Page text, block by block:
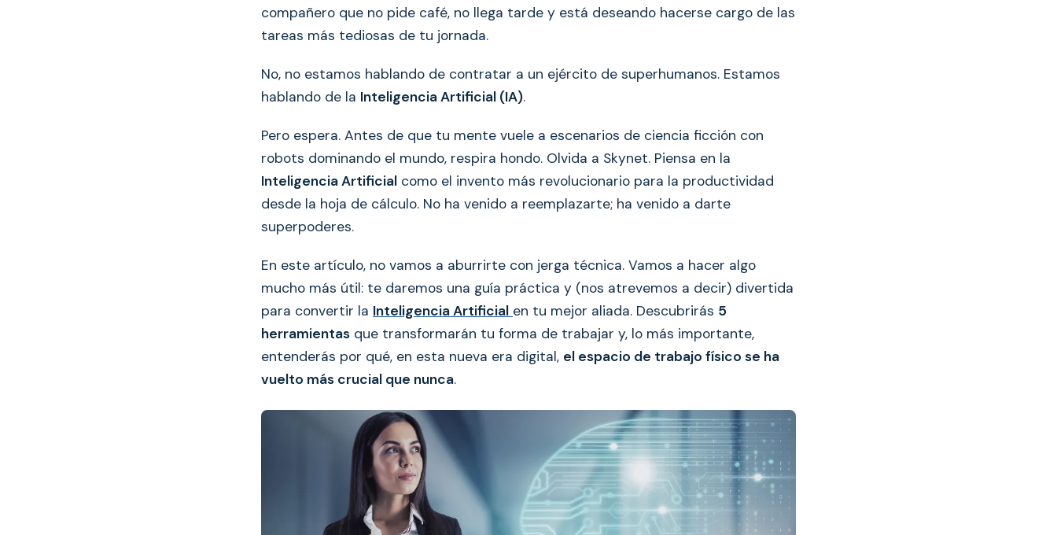
compañero que no pide café, no llega tarde y está deseando hacerse cargo de las
tareas más tediosas de tu jornada.
No, no estamos hablando de contratar a un ejército de superhumanos. Estamos
hablando de la Inteligencia Artificial (IA).
Pero espera. Antes de que tu mente vuele a escenarios de ciencia ficción con
robots dominando el mundo, respira hondo. Olvida a Skynet. Piensa en la
Inteligencia Artificial como el invento más revolucionario para la productividad
desde la hoja de cálculo. No ha venido a reemplazarte; ha venido a darte
superpoderes.
En este artículo, no vamos a aburrirte con jerga técnica. Vamos a hacer algo
mucho más útil: te daremos una guía práctica y (nos atrevemos a decir) divertida
para convertir la Inteligencia Artificial en tu mejor aliada. Descubrirás 5
herramientas que transformarán tu forma de trabajar y, lo más importante,
entenderás por qué, en esta nueva era digital, el espacio de trabajo físico se ha
vuelto más crucial que nunca.